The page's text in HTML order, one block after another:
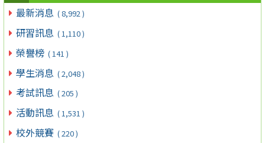
最新消息 ( 8,992 )
研習訊息 ( 1,110 )
榮譽榜 ( 141 )
學生消息 ( 2,048 )
考試訊息 ( 205 )
活動訊息 ( 1,531 )
校外競賽 ( 220 )